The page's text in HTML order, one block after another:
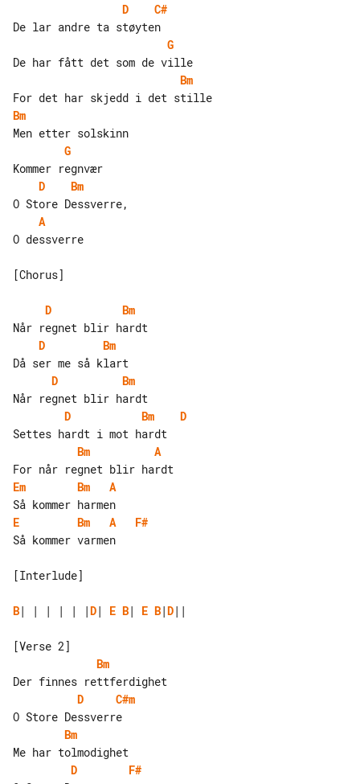
D
C#
G
Bm
Bm
G
D
Bm
A
O dessverre
[Chorus]
D
Bm
D
Bm
D
Bm
D
Bm
D
Bm
A
Em
Bm
A
E
Bm A
F#
Så kommer varmen
[Interlude]
B| | | | | |D| E B| E B|D||
Bm
D
C#m
Bm
D
F#